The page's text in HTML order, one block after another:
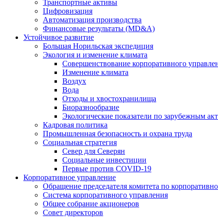
Транспортные активы
Цифровизация
Автоматизация производства
Финансовые результаты (MD&A)
Устойчивое развитие
Большая Норильская экспедиция
Экология и изменение климата
Совершенствование корпоративного
Изменение климата
Воздух
Вода
Отходы и хвостохранилища
Биоразнообразие
Экологические показатели по зарубежным
Кадровая политика
Промышленная безопасность и охрана труда
Социальная стратегия
Север для Северян
Социальные инвестиции
Первые против COVID‑19
Корпоративное управление
Обращение председателя комитета по
Система корпоративного управления
Общее собрание акционеров
Совет директоров